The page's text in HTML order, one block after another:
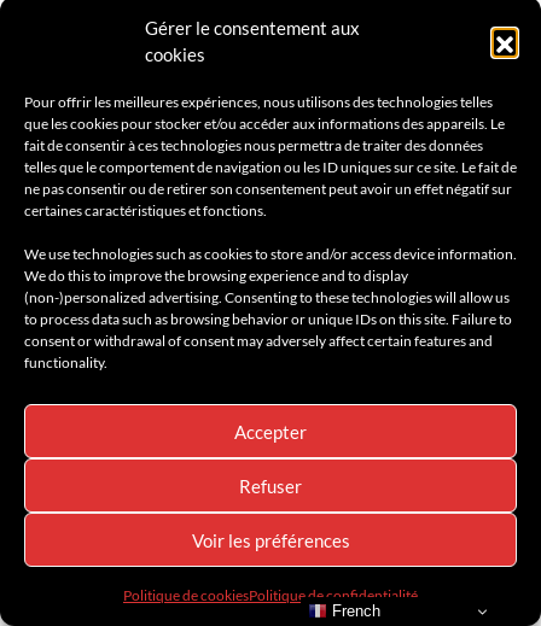
Gérer le consentement aux
cookies
Pour offrir les meilleures expériences, nous utilisons des technologies telles
que les cookies pour stocker et/ou accéder aux informations des appareils. Le
fait de consentir à ces technologies nous permettra de traiter des données
telles que le comportement de navigation ou les ID uniques sur ce site. Le fait de
ne pas consentir ou de retirer son consentement peut avoir un effet négatif sur
certaines caractéristiques et fonctions.
We use technologies such as cookies to store and/or access device information.
We do this to improve the browsing experience and to display
(non-)personalized advertising. Consenting to these technologies will allow us
to process data such as browsing behavior or unique IDs on this site. Failure to
consent or withdrawal of consent may adversely affect certain features and
functionality.
Accepter
Refuser
Voir les préférences
Politique de cookiesPolitique de confidentialité
AMILCAR MAGAZINE AMILCAR MEN'S MAGAZINE
AMILCAR MOTORS
BREAKING NEWS
DESIGN ÉCO-RESPONSABLE
ELECTRIC MOTORS
GREEN
HIGH TECH INNOVATION LIFESTYLE
MOTORCYCLES
NEWS
SPORT TECHNOLOGIE
VÉLO HERITAGE ORIGINE X VALEO
PAR « LES ATELIERS HERITAGEBIKE »
Le modèle Heritage Origine est un savant mariage de technologies
de pointe associées à un style unique emprunté aux motos
d’antan.
French